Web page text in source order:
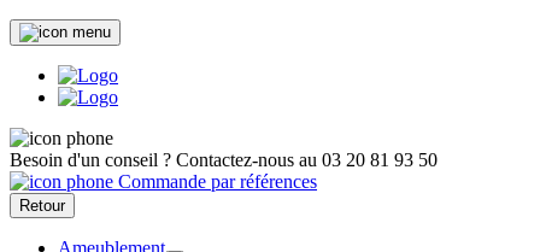
Besoin d'un conseil ? Contactez-nous au 03 20 81 93 50
Commande par références
Retour
Ameublement